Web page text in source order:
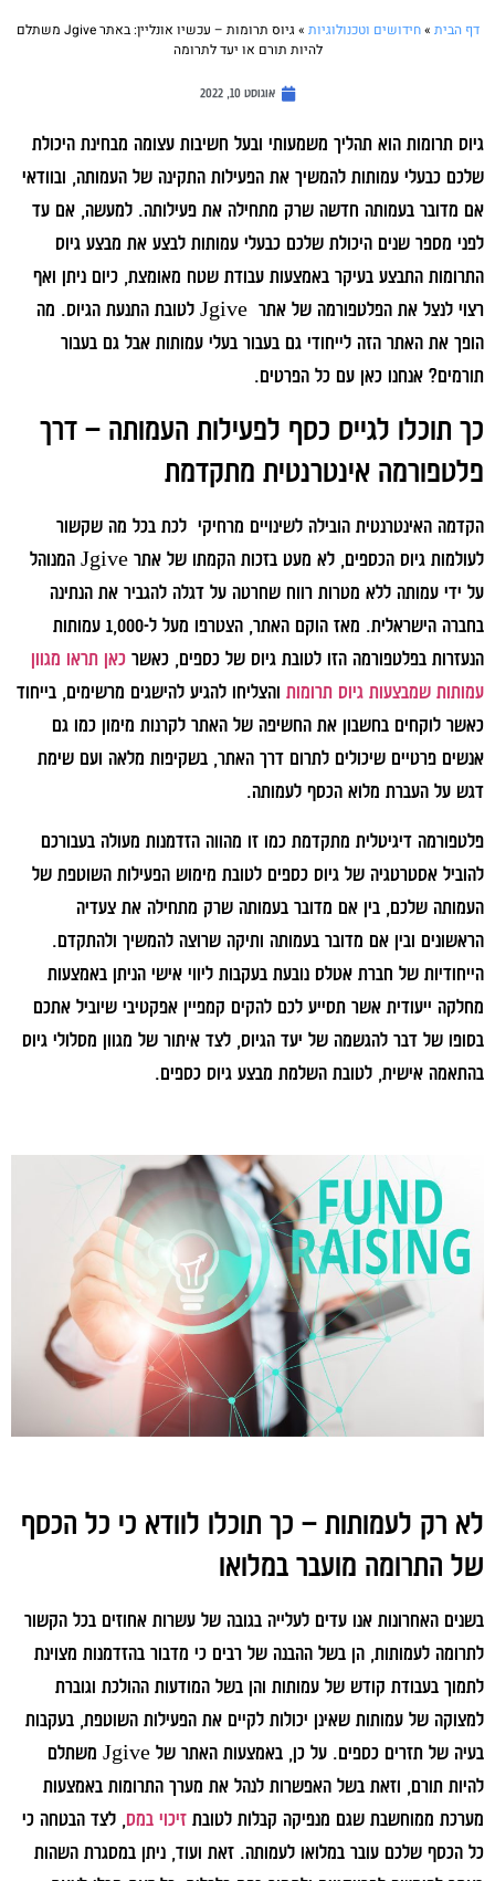
דף הבית »חידושים וטכנולוגיות »
גיוס תרומות – עכשיו אונליין: באתר Jgive משתלם
להיות תורם או יעד לתרומה
אוגוסט 10, 2022
גיוס תרומות הוא תהליך משמעותי ובעל חשיבות עצומה מבחינת היכולת
שלכם כבעלי עמותות להמשיך את הפעילות התקינה של העמותה, ובוודאי
אם מדובר בעמותה חדשה שרק מתחילה את פעילותה. למעשה, אם עד
לפני מספר שנים היכולת שלכם כבעלי עמותות לבצע את מבצע גיוס
התרומות התבצע בעיקר באמצעות עבודת שטח מאומצת, כיום ניתן ואף
רצוי לנצל את הפלטפורמה של אתר Jgive לטובת התנעת הגיוס. מה
הופך את האתר הזה לייחודי גם בעבור בעלי עמותות אבל גם בעבור
תורמים? אנחנו כאן עם כל הפרטים.
כך תוכלו לגייס כסף לפעילות העמותה – דרך
פלטפורמה אינטרנטית מתקדמת
הקדמה האינטרנטית הובילה לשינויים מרחיקי לכת בכל מה שקשור
לעולמות גיוס הכספים, לא מעט בזכות הקמתו של אתר Jgive המנוהל
על ידי עמותה ללא מטרות רווח שחרטה על דגלה להגביר את הנתינה
בחברה הישראלית. מאז הוקם האתר, הצטרפו מעל ל-1,000 עמותות
הנעזרות בפלטפורמה הזו לטובת גיוס של כספים, כאשר כאן תראו מגוון
עמותות שמבצעות גיוס תרומות והצליחו להגיע להישגים מרשימים, בייחוד
כאשר לוקחים בחשבון את החשיפה של האתר לקרנות מימון כמו גם
אנשים פרטיים שיכולים לתרום דרך האתר, בשקיפות מלאה ועם שימת
דגש על העברת מלוא הכסף לעמותה.
פלטפורמה דיגיטלית מתקדמת כמו זו מהווה הזדמנות מעולה בעבורכם
להוביל אסטרטגיה של גיוס כספים לטובת מימוש הפעילות השוטפת של
העמותה שלכם, בין אם מדובר בעמותה שרק מתחילה את צעדיה
הראשונים ובין אם מדובר בעמותה ותיקה שרוצה להמשיך ולהתקדם.
הייחודיות של חברת אטלס נובעת בעקבות ליווי אישי הניתן באמצעות
מחלקה ייעודית אשר תסייע לכם להקים קמפיין אפקטיבי שיוביל אתכם
בסופו של דבר להגשמה של יעד הגיוס, לצד איתור של מגוון מסלולי גיוס
בהתאמה אישית, לטובת השלמת מבצע גיוס כספים.
לא רק לעמותות – כך תוכלו לוודא כי כל הכסף
של התרומה מועבר במלואו
בשנים האחרונות אנו עדים לעלייה בגובה של עשרות אחוזים בכל הקשור
לתרומה לעמותות, הן בשל ההבנה של רבים כי מדבור בהזדמנות מצוינת
לתמוך בעבודת קודש של עמותות והן בשל המודעות ההולכת וגוברת
למצוקה של עמותות שאינן יכולות לקיים את הפעילות השוטפת, בעקבות
בעיה של תזרים כספים. על כן, באמצעות האתר של Jgive משתלם
להיות תורם, וזאת בשל האפשרות לנהל את מערך התרומות באמצעות
מערכת ממוחשבת שגם מנפיקה קבלות לטובת זיכוי במס, לצד הבטחה כי
כל הכסף שלכם עובר במלואו לעמותה. זאת ועוד, ניתן במסגרת השהות